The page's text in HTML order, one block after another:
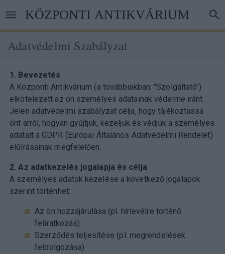
tartalomra
KÖZPONTI ANTIKVÁRIUM
Adatvédelmi Szabályzat
1. Bevezetés
A Központi Antikvárium (a továbbiakban: "Szolgáltató")
elkötelezett az ön személyes adatainak védelme iránt.
Jelen adatvédelmi szabályzat célja, hogy tájékoztassa
önt arról, hogyan gyűjtjük, kezeljük és védjük a személyes
adatait a GDPR (Európai Általános Adatvédelmi Rendelet)
előírásainak megfelelően.
2. Az adatkezelés jogalapja és célja
A személyes adatok kezelése a következő jogalapok
szerint történhet:
Az ön hozzájárulása (pl. hírlevélre történő
feliratkozás)
Szerződés teljesítése (pl. megrendelések
feldolgozása)